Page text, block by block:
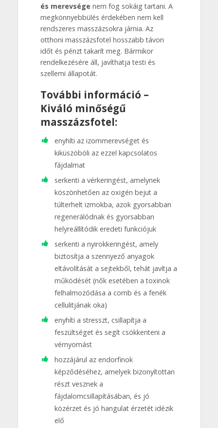
és merevsége nem fog sokáig tartani. A
megkönnyebbülés érdekében nem kell
rendszeres masszázsokra járnia. Az
otthoni masszázsfotel hosszabb távon
időt és pénzt takarít meg. Bármikor
rendelkezésére áll, javíthatja testi és
szellemi állapotát.
További információ –
Kiváló minőségű
masszázsfotel:
enyhíti az izommerevséget és
kiküszöböli az ezzel kapcsolatos
fájdalmat
serkenti a vérkeringést, amelynek
köszönhetően az oxigén bejut a
túlterhelt izmokba, azok gyorsabban
regenerálódnak és gyorsabban
helyreállítódik eredeti funkciójuk
serkenti a nyirokkeringést, amely
biztosítja a szennyező anyagok
eltávolítását a sejtekből, tehát javítja a
működését (nők esetében a toxinok
felhalmozódása a comb és a fenék
cellulitjának oka)
enyhíti a stresszt, csillapítja a
feszültséget és segít csökkenteni a
vérnyomást
hozzájárul az endorfinok
képződéséhez, amelyek bizonyítottan
részt vesznek a
fájdalomcsillapításában, és jó
közérzet és jó hangulat érzetét idézik
elő